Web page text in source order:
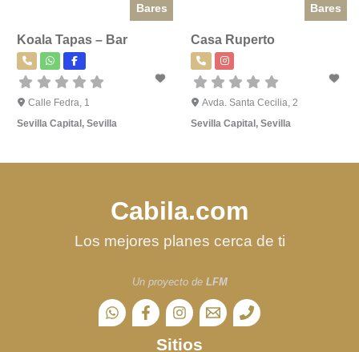
Bares
Koala Tapas – Bar
Calle Fedra, 1
Sevilla Capital, Sevilla
Bares
Casa Ruperto
Avda. Santa Cecilia, 2
Sevilla Capital,Sevilla
Cabila.com
Los mejores planes cerca de ti
Un proyecto de LFM
Sitios